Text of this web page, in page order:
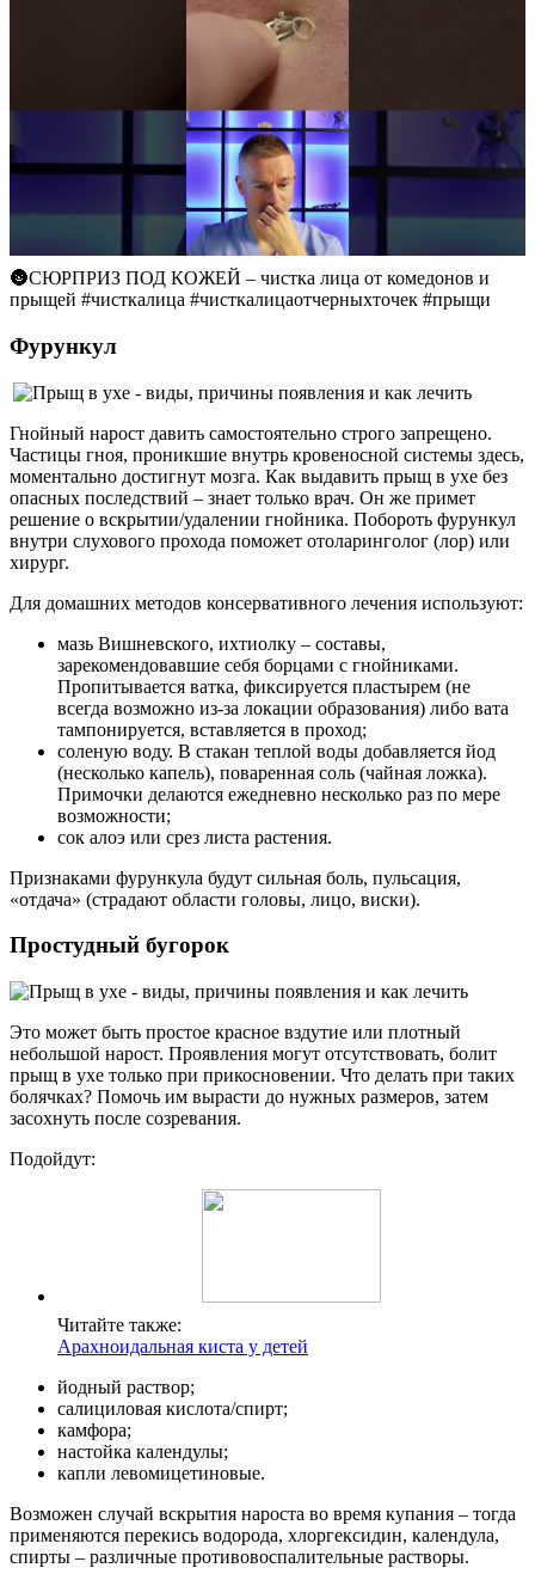
🌚СЮРПРИЗ ПОД КОЖЕЙ – чистка лица от комедонов и
прыщей #чисткалица #чисткалицаотчерныхточек #прыщи
Фурункул
Гнойный нарост давить самостоятельно строго запрещено.
Частицы гноя, проникшие внутрь кровеносной системы здесь,
моментально достигнут мозга. Как выдавить прыщ в ухе без
опасных последствий – знает только врач. Он же примет
решение о вскрытии/удалении гнойника. Побороть фурункул
внутри слухового прохода поможет отоларинголог (лор) или
хирург.
Для домашних методов консервативного лечения используют:
мазь Вишневского, ихтиолку – составы,
зарекомендовавшие себя борцами с гнойниками.
Пропитывается ватка, фиксируется пластырем (не
всегда возможно из-за локации образования) либо вата
тампонируется, вставляется в проход;
соленую воду. В стакан теплой воды добавляется йод
(несколько капель), поваренная соль (чайная ложка).
Примочки делаются ежедневно несколько раз по мере
возможности;
сок алоэ или срез листа растения.
Признаками фурункула будут сильная боль, пульсация,
«отдача» (страдают области головы, лицо, виски).
Простудный бугорок
Это может быть простое красное вздутие или плотный
небольшой нарост. Проявления могут отсутствовать, болит
прыщ в ухе только при прикосновении. Что делать при таких
болячках? Помочь им вырасти до нужных размеров, затем
засохнуть после созревания.
Подойдут:
Читайте также:
Арахноидальная киста у детей
йодный раствор;
салициловая кислота/спирт;
камфора;
настойка календулы;
капли левомицетиновые.
Возможен случай вскрытия нароста во время купания – тогда
применяются перекись водорода, хлоргексидин, календула,
спирты – различные противовоспалительные растворы.